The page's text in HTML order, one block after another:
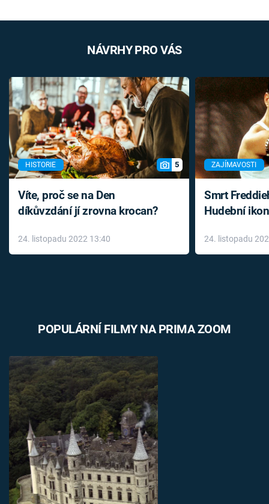
NÁVRHY PRO VÁS
HISTORIE 5
Víte, proč se na Den
díkůvzdání jí zrovna krocan?
24. listopadu 2022 13:40
ZAJÍMAVOSTI
Smrt
Hudební
léky
24. listopadu
POPULÁRNÍ FILMY NA PRIMA ZOOM